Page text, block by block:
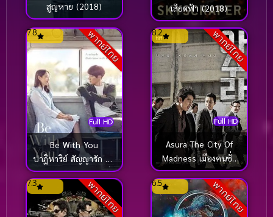
สูญหาย (2018)
เสียดฟ้า (2018)
พากย์ไทย
Full HD
7.8
Be With You
ปาฏิหาริย์ สัญญารัก ฤดู
ฝน (2018)
พากย์ไทย
Full HD
8.2
Asura The City Of
Madness เมืองคนชั่ว
(แล้วเราจะกลัวใคร)
(2016)
พากย์ไทย
7.3 พากย์ไทย
6.5